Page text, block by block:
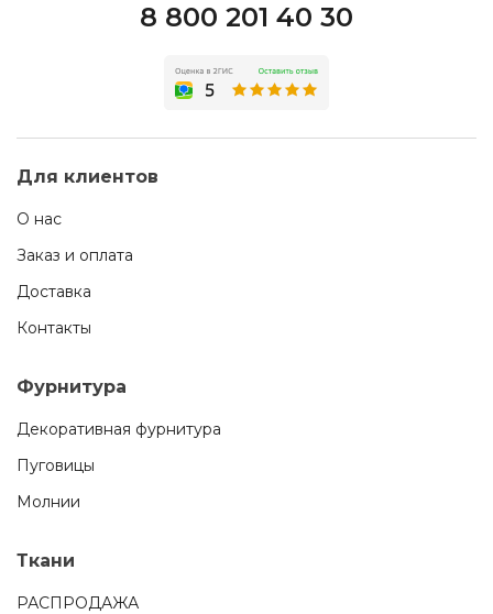
8 800 201 40 30
Для клиентов
О нас
Заказ и оплата
Доставка
Контакты
Фурнитура
Декоративная фурнитура
Пуговицы
Молнии
Ткани
РАСПРОДАЖА